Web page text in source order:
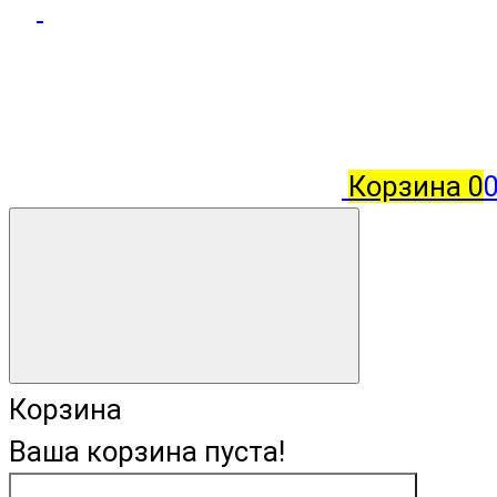
Корзина 0
Корзина
Ваша корзина пуста!